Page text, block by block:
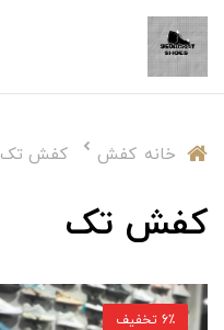
خانه کفش کفش تک
کفش تک
6٪ تخفیف